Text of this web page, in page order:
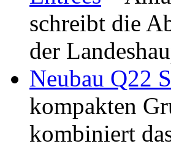
schreibt die
der
Neubau Q22
kompakten
kombiniert